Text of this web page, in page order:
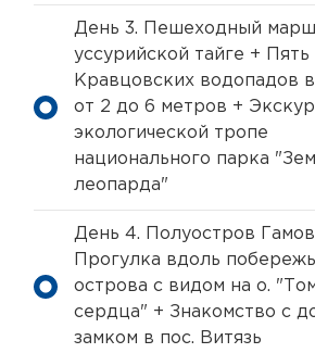
День 3. Пешеходный
уссурийской тайге + Пять
Кравцовских водопадов
от 2 до 6 метров +
экологической тропе
национального парка
леопарда"
День 4. Полуостров
Прогулка вдоль
острова с видом на о.
сердца" + Знакомство с
замком в пос. Витязь